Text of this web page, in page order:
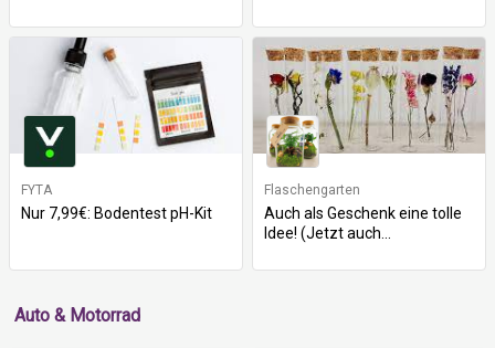
FYTA
Nur 7,99€: Bodentest pH-Kit
Flaschengarten
Auch als Geschenk eine tolle
Idee! (Jetzt auch...
Auto & Motorrad